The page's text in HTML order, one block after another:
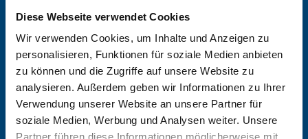
Diese Webseite verwendet Cookies
Wir verwenden Cookies, um Inhalte und Anzeigen zu
personalisieren, Funktionen für soziale Medien anbieten
zu können und die Zugriffe auf unsere Website zu
analysieren. Außerdem geben wir Informationen zu Ihrer
Verwendung unserer Website an unsere Partner für
soziale Medien, Werbung und Analysen weiter. Unsere
Ein vielfältiges Sport- und Freizeitangebot, Ruhe